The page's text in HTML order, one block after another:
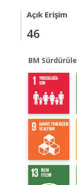
Açık Erişim
46
BM